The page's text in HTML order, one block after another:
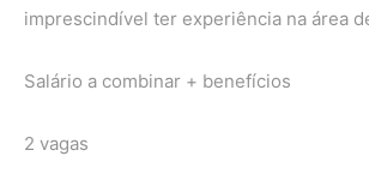
imprescindível ter experiência na área
Salário a combinar + benefícios
2 vagas